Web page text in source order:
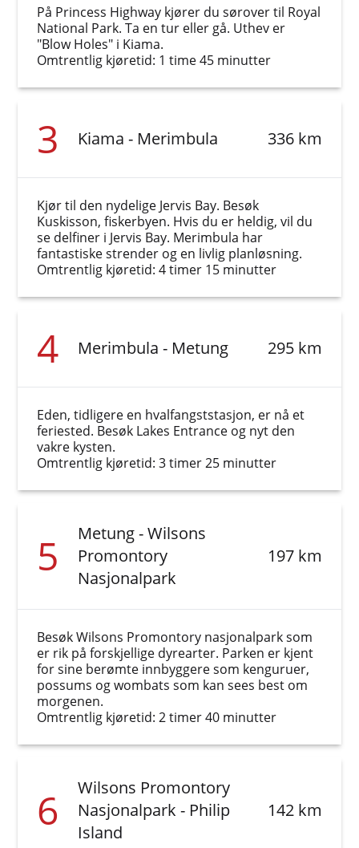
På Princess Highway kjører du sørover til Royal
National Park. Ta en tur eller gå. Uthev er
"Blow Holes" i Kiama.
Omtrentlig kjøretid: 1 time 45 minutter
3 Kiama - Merimbula 336 km
Kjør til den nydelige Jervis Bay. Besøk
Kuskisson, fiskerbyen. Hvis du er heldig, vil du
se delfiner i Jervis Bay. Merimbula har
fantastiske strender og en livlig planløsning.
Omtrentlig kjøretid: 4 timer 15 minutter
4 Merimbula - Metung 295 km
Eden, tidligere en hvalfangststasjon, er nå et
feriested. Besøk Lakes Entrance og nyt den
vakre kysten.
Omtrentlig kjøretid: 3 timer 25 minutter
5
Metung - Wilsons
Promontory
Nasjonalpark
197 km
Besøk Wilsons Promontory nasjonalpark som
er rik på forskjellige dyrearter. Parken er kjent
for sine berømte innbyggere som kenguruer,
possums og wombats som kan sees best om
morgenen.
Omtrentlig kjøretid: 2 timer 40 minutter
6
Wilsons Promontory
Nasjonalpark - Philip
Island
142 km